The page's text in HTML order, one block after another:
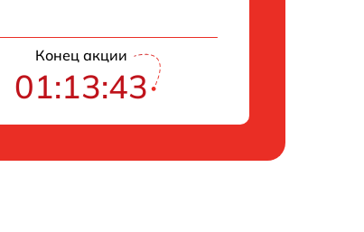
Конец акции
01:13:42